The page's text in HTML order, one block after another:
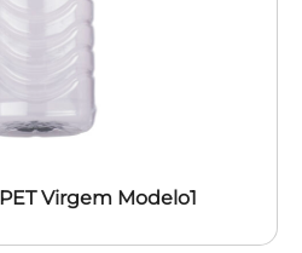
Virgem Modelo1